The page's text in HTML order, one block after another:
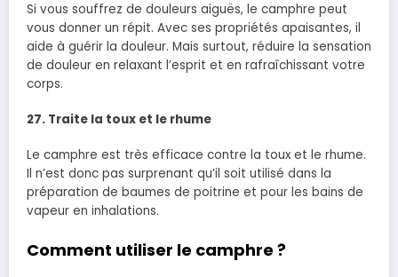
Si vous souffrez de douleurs aiguës, le camphre peut
vous donner un répit. Avec ses propriétés apaisantes, il
aide à guérir la douleur. Mais surtout, réduire la sensation
de douleur en relaxant l’esprit et en rafraîchissant votre
corps.
27. Traite la toux et le rhume
Le camphre est très efficace contre la toux et le rhume.
Il n’est donc pas surprenant qu’il soit utilisé dans la
préparation de baumes de poitrine et pour les bains de
vapeur en inhalations.
Comment utiliser le camphre ?